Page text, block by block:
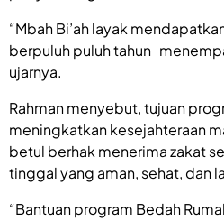
“Mbah Bi’ah layak
berpuluh puluh tahun
ujarnya.
Rahman menyebut, tujuan
meningkatkan kesejahteraan
betul berhak menerima zakat
tinggal yang aman, sehat, dan
“Bantuan program Bedah